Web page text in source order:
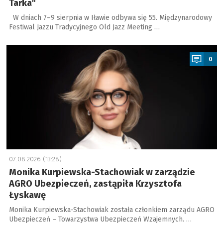
Tarka"
W dniach 7–9 sierpnia w Iławie odbywa się 55. Międzynarodowy
Festiwal Jazzu Tradycyjnego Old Jazz Meeting …
a
0
07.08.2026 (13:28)
Monika Kurpiewska-Stachowiak w zarządzie
AGRO Ubezpieczeń, zastąpiła Krzysztofa
Łyskawę
Monika Kurpiewska-Stachowiak została członkiem zarządu AGRO
Ubezpieczeń – Towarzystwa Ubezpieczeń Wzajemnych. …